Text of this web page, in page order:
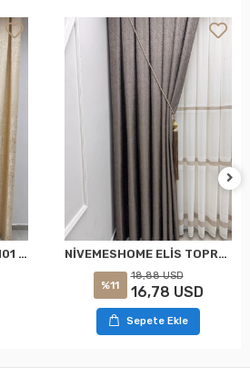
NİVEMESHOME LİNA V-101 KREM 1/3 PİLELİ FON PERDE NİVEMESHOME ELİS TOPRAK FON PERDE 1/3 SIK PİLELİ PERDE APM
%11
18,88 USD
16,78 USD
Sepete Ekle